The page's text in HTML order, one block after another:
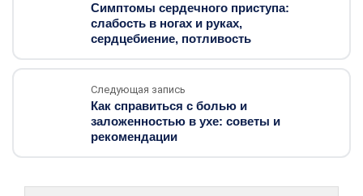
Симптомы сердечного приступа:
слабость в ногах и руках,
сердцебиение, потливость
Следующая запись
Как справиться с болью и
заложенностью в ухе: советы и
рекомендации